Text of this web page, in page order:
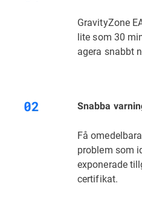
GravityZone
lite som 30
agera snabbt
Snabba
Få
problem som
exponerade
certifikat.